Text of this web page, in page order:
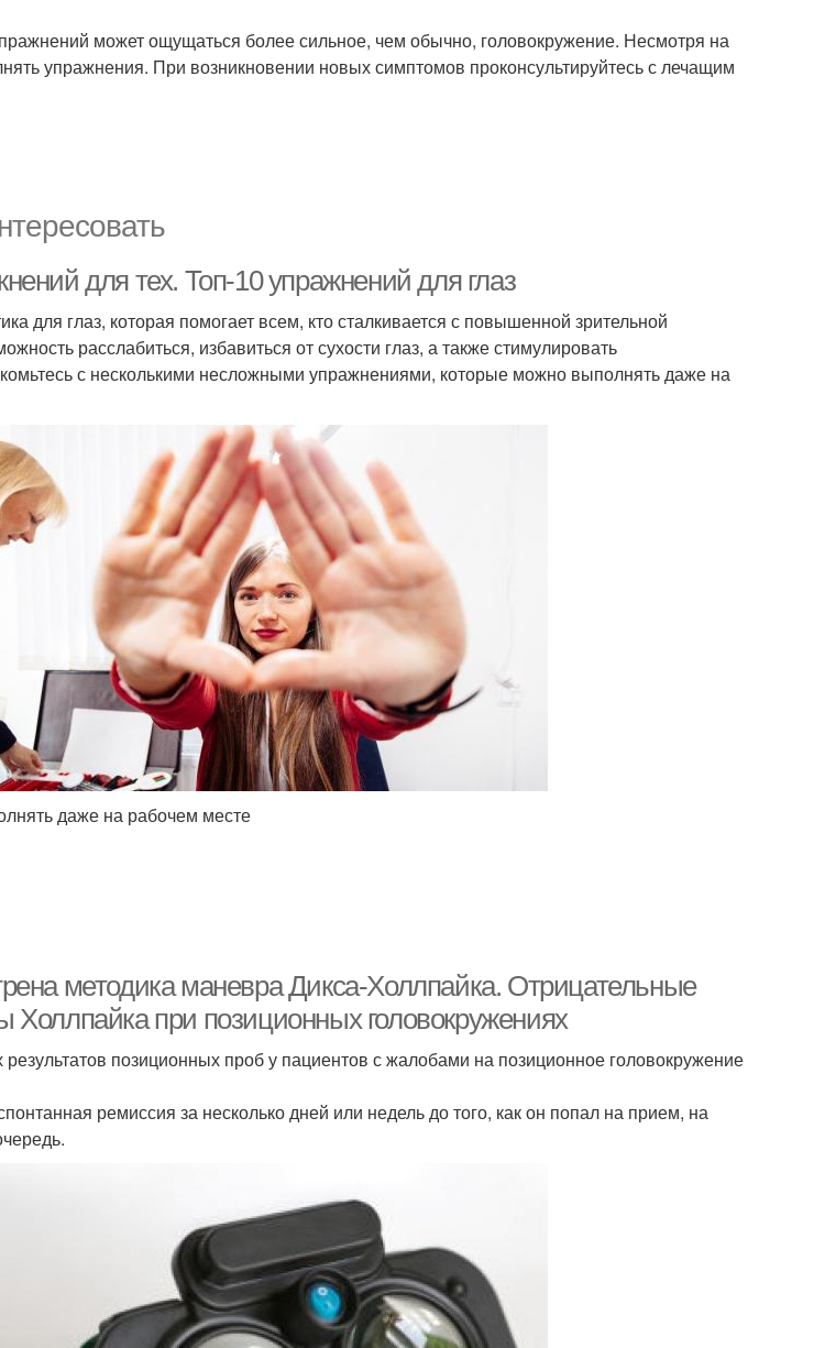
может ощущаться более сильное, чем обычно, головокружение. Несмотря на
упражнения. При возникновении новых симптомов проконсультируйтесь с лечащим
для тех. Топ-10 упражнений для глаз
для глаз, которая помогает всем, кто сталкивается с повышенной зрительной
расслабиться, избавиться от сухости глаз, а также стимулировать
с несколькими несложными упражнениями, которые можно выполнять даже на
даже на рабочем месте
методика маневра Дикса-Холлпайка. Отрицательные
Холлпайка при позиционных головокружениях
позиционных проб у пациентов с жалобами на позиционное головокружение
ремиссия за несколько дней или недель до того, как он попал на прием, на